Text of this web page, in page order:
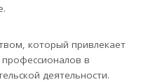
который привлекает
в
деятельности.